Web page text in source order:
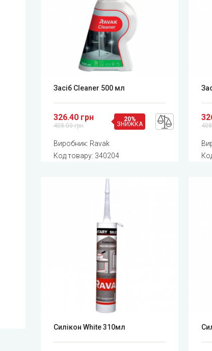
Засіб Cleaner 500 мл
326.40 грн
408.00 грн
20%
ЗНИЖКА
Виробник: Ravak
Код товару: 340204
Силікон White 310мл